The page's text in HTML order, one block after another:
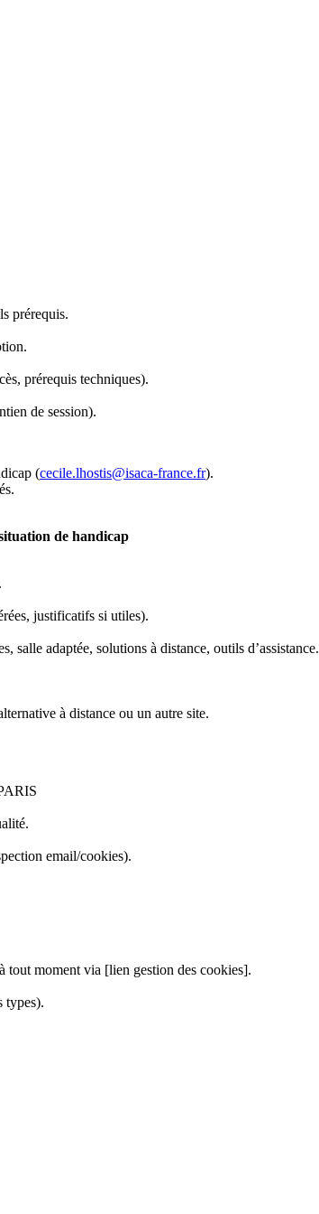
prérequis.
prérequis techniques).
de session).
(cecile.lhostis@isaca-france.fr).
de handicap
justificatifs si utiles).
salle adaptée, solutions à distance, outils d’assistance.
à distance ou un autre site.
email/cookies).
tout moment via [lien gestion des cookies].
types).